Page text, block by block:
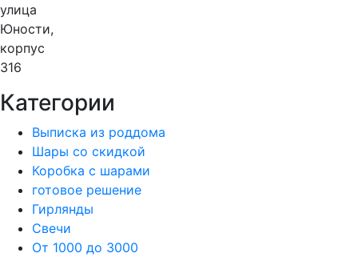
улица
Юности,
корпус
316
Категории
Выписка из роддома
Шары со скидкой
Коробка с шарами
готовое решение
Гирлянды
Свечи
От 1000 до 3000